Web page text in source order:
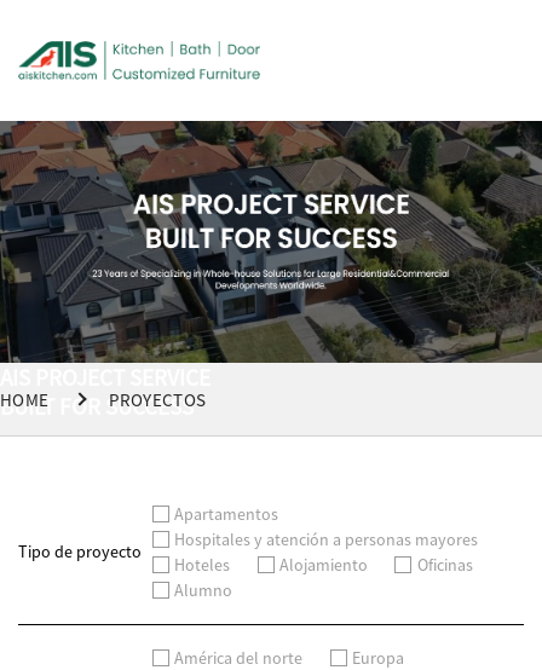
BUILT FOR SUCCESS
HOME PROYECTOS
Tipo de proyecto
Apartamentos
Hospitales y atención a personas mayores
Hoteles
Alojamiento
Oficinas
Alumno
América del norte
Europa